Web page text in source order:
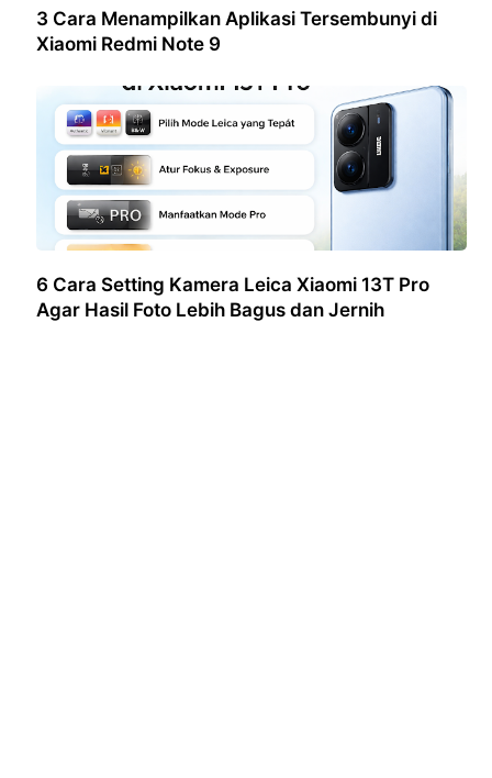
3 Cara Menampilkan Aplikasi Tersembunyi di
Xiaomi Redmi Note 9
6 Cara Setting Kamera Leica Xiaomi 13T Pro
Agar Hasil Foto Lebih Bagus dan Jernih